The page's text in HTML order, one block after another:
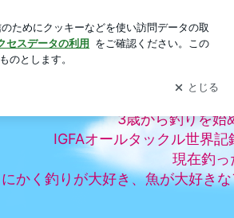
ログイン
西野勇
3歳から釣りを始
IGFAオールタックル世界
現在釣っ
にかく釣りが大好き、魚が大好き